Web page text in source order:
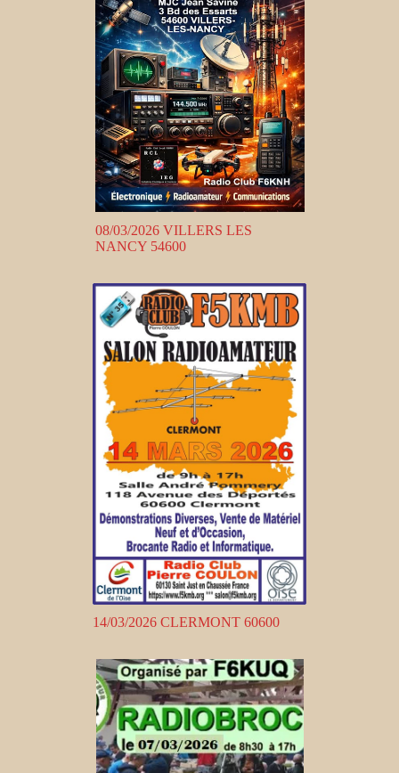
08/03/2026 VILLERS LES
NANCY 54600
14/03/2026 CLERMONT 60600